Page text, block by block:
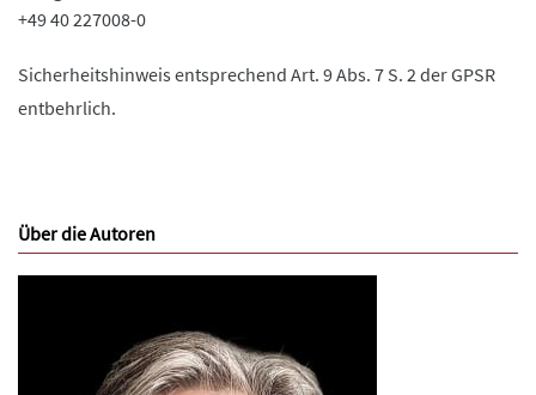
+49 40 227008-0
Sicherheitshinweis entsprechend Art. 9 Abs. 7 S. 2 der GPSR
entbehrlich.
Über die Autoren